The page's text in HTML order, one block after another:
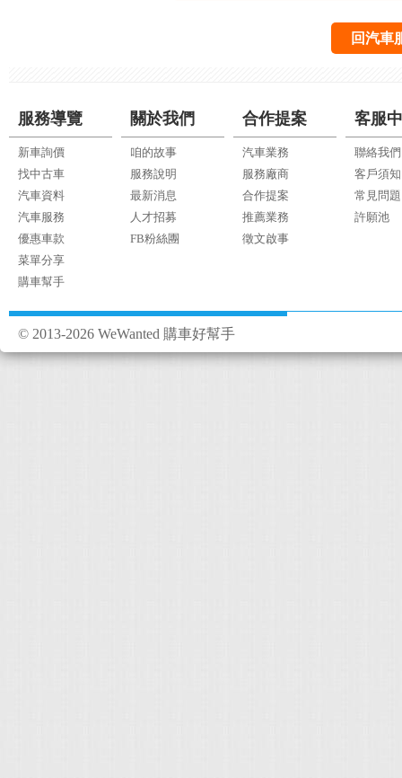
回汽車
服務導覽
新車詢價
找中古車
汽車資料
汽車服務
優惠車款
菜單分享
購車幫手
關於我們
咱的故事
服務說明
最新消息
人才招募
FB粉絲團
合作提案
汽車業務
服務廠商
合作提案
推薦業務
徵文啟事
客服
聯絡我們
客戶須知
常見問題
許願池
© 2013-2026 WeWanted 購車好幫手